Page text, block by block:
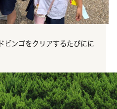
ビンゴをクリアするたびにに